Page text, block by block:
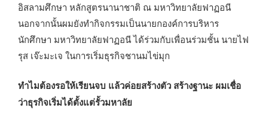
อิสลามศึกษา หลักสูตรนานาชาติ ณ มหาวิทยาลัยฟาฏอนี
นอกจากนั้นผมยังทำกิจกรรมเป็นนายกองค์การบริหาร
นักศึกษา มหาวิทยาลัยฟาฏอนี ได้ร่วมกับเพื่อนร่วมชั้น นายไฟ
รุส เจ๊ะมะเจ ในการเริ่มธุรกิจชานมไข่มุก
ทำไมต้องรอให้เรียนจบ แล้วค่อยสร้างตัว สร้างฐานะ ผมเชื่อ
ว่าธุรกิจเริ่มได้ตั้งแต่รั้วมหาลัย